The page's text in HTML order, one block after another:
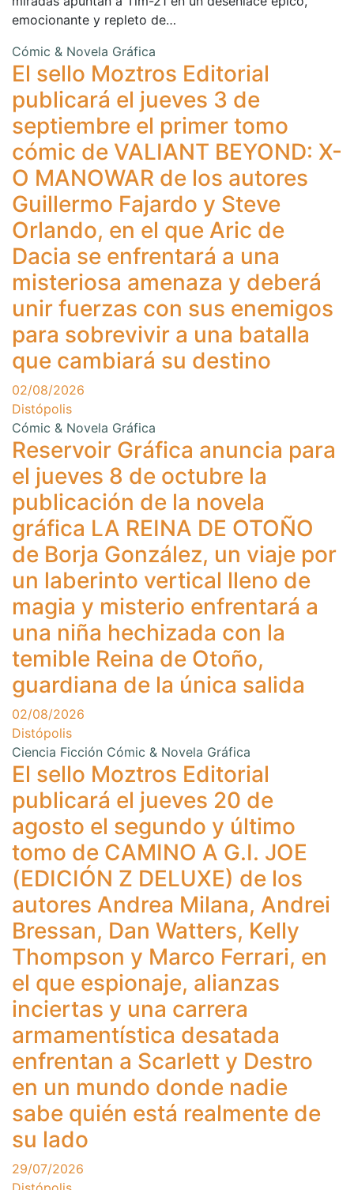
emocionante y repleto de…
Cómic & Novela Gráfica
El sello Moztros Editorial
publicará el jueves 3 de
septiembre el primer tomo
cómic de VALIANT BEYOND: X-
O MANOWAR de los autores
Guillermo Fajardo y Steve
Orlando, en el que Aric de
Dacia se enfrentará a una
misteriosa amenaza y deberá
unir fuerzas con sus enemigos
para sobrevivir a una batalla
que cambiará su destino
02/08/2026
Distópolis
Cómic & Novela Gráfica
Reservoir Gráfica anuncia para
el jueves 8 de octubre la
publicación de la novela
gráfica LA REINA DE OTOÑO
de Borja González, un viaje por
un laberinto vertical lleno de
magia y misterio enfrentará a
una niña hechizada con la
temible Reina de Otoño,
guardiana de la única salida
02/08/2026
Distópolis
Ciencia Ficción Cómic & Novela Gráfica
El sello Moztros Editorial
publicará el jueves 20 de
agosto el segundo y último
tomo de CAMINO A G.I. JOE
(EDICIÓN Z DELUXE) de los
autores Andrea Milana, Andrei
Bressan, Dan Watters, Kelly
Thompson y Marco Ferrari, en
el que espionaje, alianzas
inciertas y una carrera
armamentística desatada
enfrentan a Scarlett y Destro
en un mundo donde nadie
sabe quién está realmente de
su lado
29/07/2026